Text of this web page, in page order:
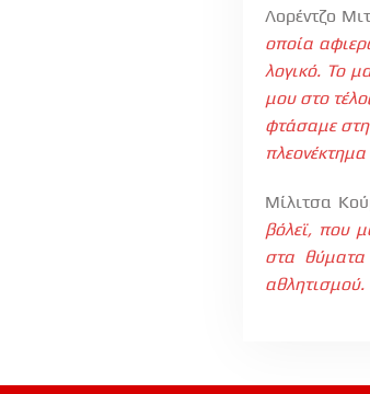
Λορέντζο
οποία
λογικό. Το
μου στο
φτάσαμε
Μίλιτσα
βόλεϊ, που
στα θύματα